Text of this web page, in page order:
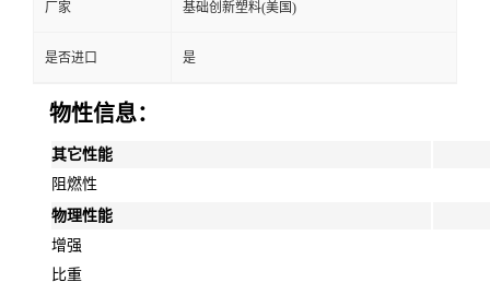
厂家 基础创新塑料(美国)
是否进口 是
物性信息：
其它性能
阻燃性
物理性能
增强
比重